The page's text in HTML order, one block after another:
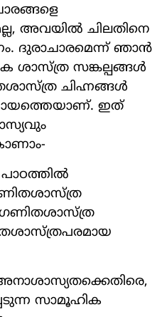
അവയില്‍ ചിലതിനെ
ദുരാചാരമെന്ന് ഞാന്‍
ശാസ്ത്ര സങ്കല്പങ്ങള്‍
ചിഹ്നങ്ങള്‍
ഇത്
സാമൂഹിക